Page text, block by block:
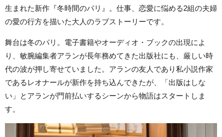
生まれた新作『冬時間のパリ』。仕事、恋愛に悩める2組の夫婦
の愛の行方を描いた大人のラブストーリーです。
舞台は冬のパリ。電子書籍やオーディオ・ブックの出現によ
り、敏腕編集者アランが長年務めてきた出版社にも、厳しい時
代の波が押し寄せていました。アランの友人であり私小説作家
であるレオナールが新作を持ち込んできたが、「出版はしな
い」とアランが門前払いするシーンから物語はスタートしま
す。